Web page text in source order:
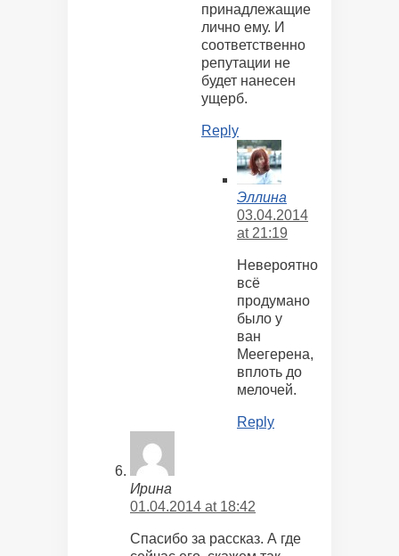
принадлежащие
лично ему. И
соответственно
репутации не
будет нанесен
ущерб.
Reply
Эллина
03.04.2014
at 21:19
Невероятно
всё
продумано
было у
ван
Меегерена,
вплоть до
мелочей.
Reply
Ирина
01.04.2014 at 18:42
Спасибо за рассказ. А где